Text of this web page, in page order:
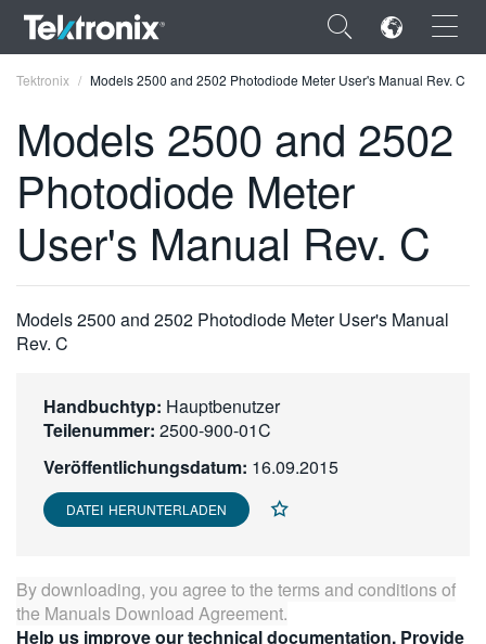
×
ENGLISH
FRANÇAIS
日本語
한국어
繁體中文
Tektronix Models 2500 and 2502 Photodiode Meter User's Manual Rev. C
Models 2500 and 2502
Photodiode Meter
User's Manual Rev. C
Models 2500 and 2502 Photodiode Meter User's Manual
Rev. C
Handbuchtyp: Hauptbenutzer
Teilenummer: 2500-900-01C
Veröffentlichungsdatum: 16.09.2015
DATEI HERUNTERLADEN
By downloading, you agree to the terms and conditions of
the Manuals Download Agreement.
Help us improve our technical documentation. Provide